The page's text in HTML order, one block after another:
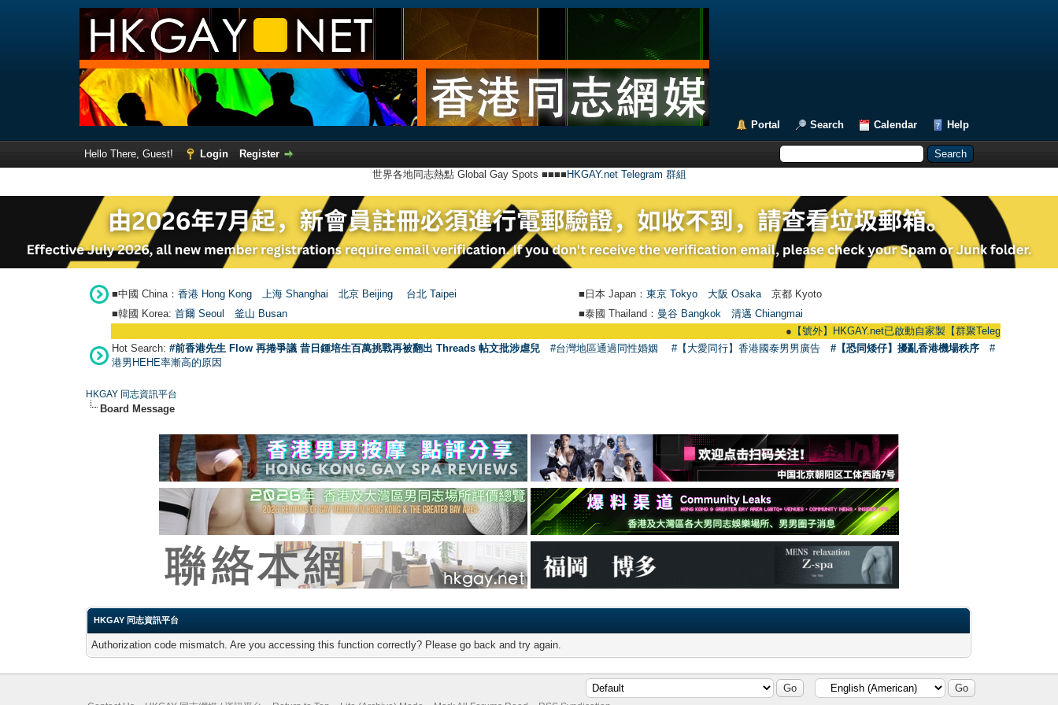
Portal Search Calendar Help
Hello There, Guest! Login
Register
世界各地同志熱點 Global Gay Spots ■■■■ HKGAY.net Telegram 群組
■中國 China： 香港 Hong Kong 上海 Shanghai 北京 Beijing 台北 Taipei ■日本 Japan： 東京 Tokyo 大阪 Osaka 京都 Kyoto
■韓國 Korea: 首爾 Seou 釜山 Busan ■泰國 Thailand： 曼谷 Bangkok
清邁 Chiangmai
【號外】HKGAY.net已啟動自家製【群聚Telegram群組】
Hot Search: #前香港先生 Flow 再捲爭議 昔日鍾培生百萬挑戰再被翻出 Threads 帖文批涉虐兒 #台灣地區通過同性婚姻 #【大愛同行】香港國泰男男廣告 #【恐同矮仔】擾亂香港機場秩序
#
港男HEHE率漸高的原因
HKGAY 同志資訊平台
Board Message
HKGAY 同志資訊平台
Authorization code mismatch. Are you accessing this function correctly? Please go back and try again.